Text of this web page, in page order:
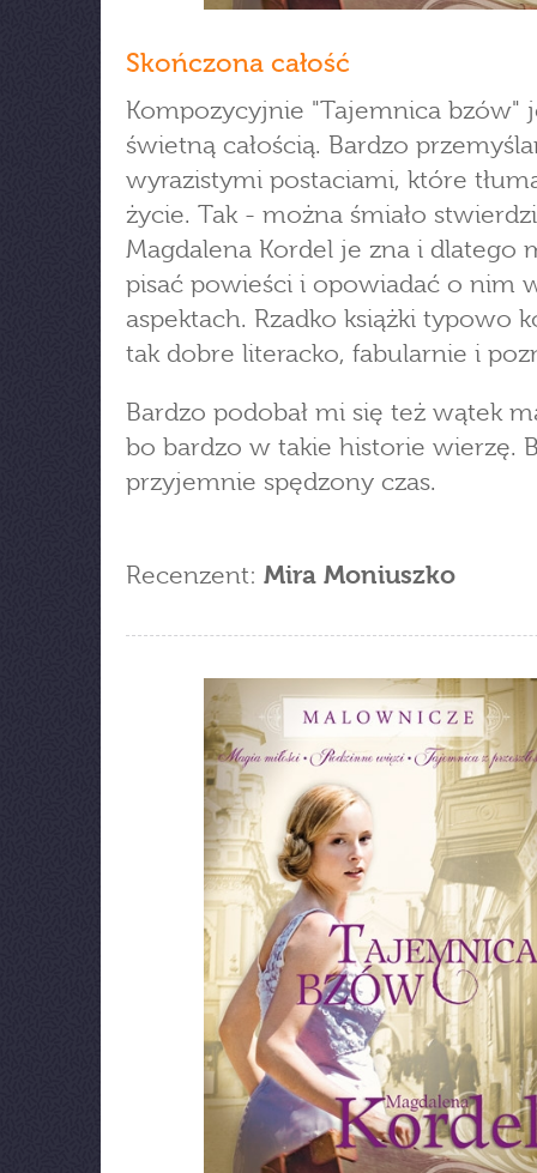
Skończona całość
Kompozycyjnie "Tajemnica bzów"
świetną całością. Bardzo
wyrazistymi postaciami, które
życie. Tak - można śmiało
Magdalena Kordel je zna i dlatego
pisać powieści i opowiadać o nim
aspektach. Rzadko książki typowo
tak dobre literacko, fabularnie i
Bardzo podobał mi się też wątek
bo bardzo w takie historie wierzę.
przyjemnie spędzony czas.
Recenzent: Mira Moniuszko